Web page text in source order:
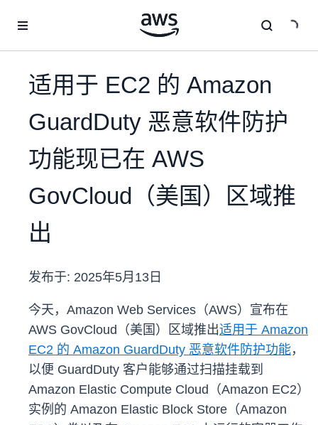
适用于 EC2 的 Amazon
GuardDuty 恶意软件防护
功能现已在 AWS
GovCloud（美国）区域推
出
发布于: 2025年5月13日
今天，Amazon Web Services（AWS）宣布在
AWS GovCloud（美国）区域推出适用于 Amazon
EC2 的 Amazon GuardDuty 恶意软件防护功能，
以便 GuardDuty 客户能够通过扫描挂载到
Amazon Elastic Compute Cloud（Amazon EC2）
实例的 Amazon Elastic Block Store（Amazon